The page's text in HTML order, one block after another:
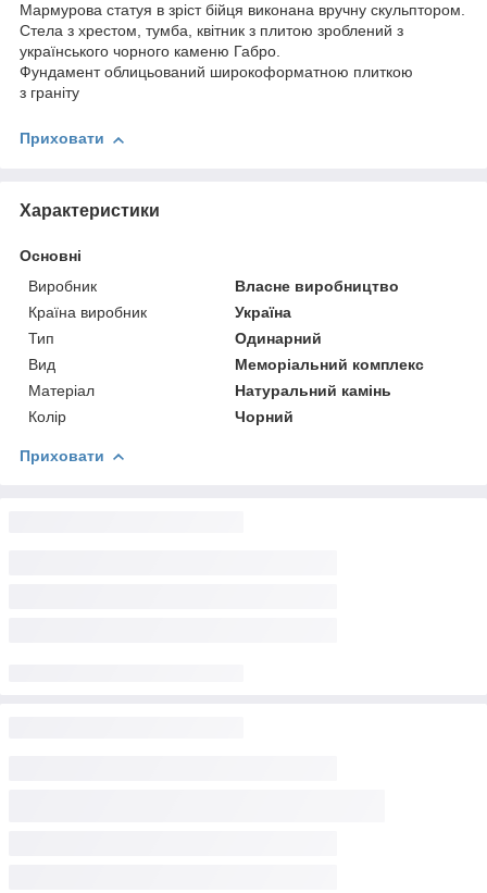
Мармурова статуя в зріст бійця виконана вручну скульптором.
Стела з хрестом, тумба, квітник з плитою зроблений з
українського чорного каменю Габро.
Фундамент облицьований широкоформатною плиткою
з граніту
Приховати
Характеристики
Основні
Виробник
Власне виробництво
Країна виробник
Україна
Тип
Одинарний
Вид
Меморіальний комплекс
Матеріал
Натуральний камінь
Колір
Чорний
Приховати